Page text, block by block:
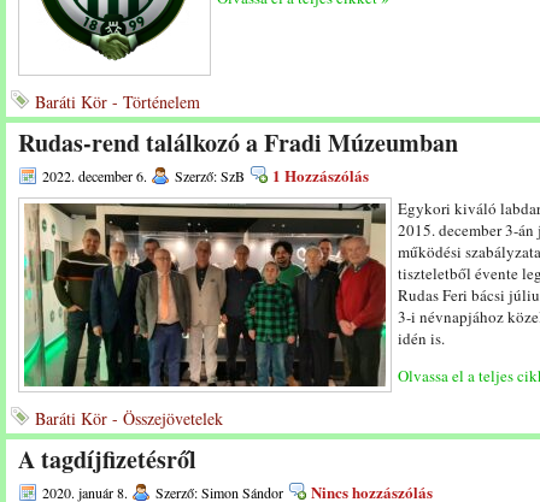
Baráti Kör - Történelem
Rudas-rend találkozó a Fradi Múzeumban
2022. december 6. Szerző: SzB 1 Hozzászólás
Egykori kiváló
2015. december 3-
működési
tiszteletből évente
Rudas Feri bácsi
3-i névnapjához
idén is.
Olvassa el a teljes
Baráti Kör - Összejövetelek
A tagdíjfizetésről
2020. január 8. Szerző: Simon Sándor Nincs hozzászólás